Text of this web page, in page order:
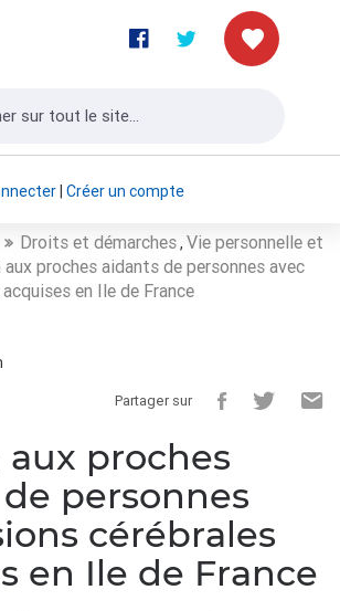
| Créer un compte
Droits et démarches, Vie personnelle et
proches aidants de personnes avec
en Ile de France
Partager sur
proches
personnes
cérébrales
en Ile de France